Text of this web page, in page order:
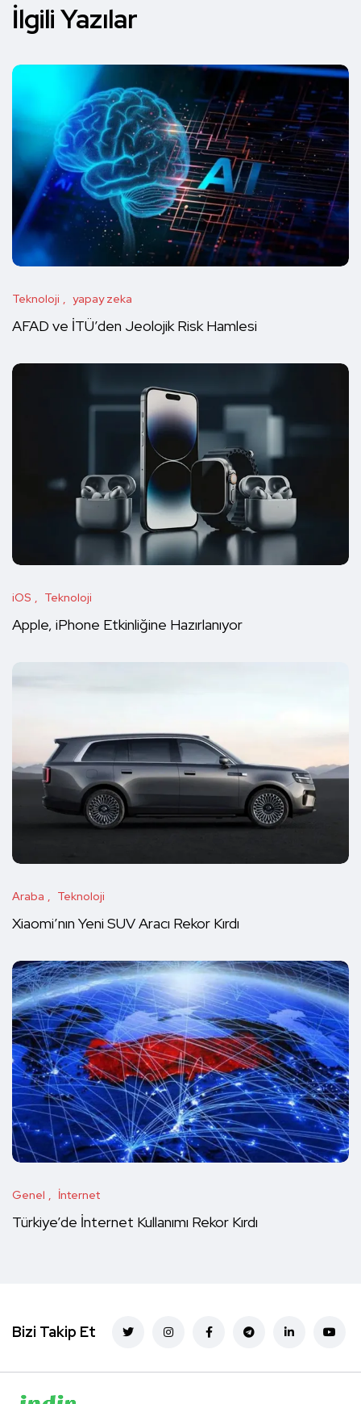
İlgili Yazılar
Teknoloji yapay zeka
AFAD ve İTÜ’den Jeolojik Risk Hamlesi
iOS Teknoloji
Apple, iPhone Etkinliğine Hazırlanıyor
Araba Teknoloji
Xiaomi’nın Yeni SUV Aracı Rekor Kırdı
Genel İnternet
Türkiye’de İnternet Kullanımı Rekor Kırdı
Bizi Takip Et